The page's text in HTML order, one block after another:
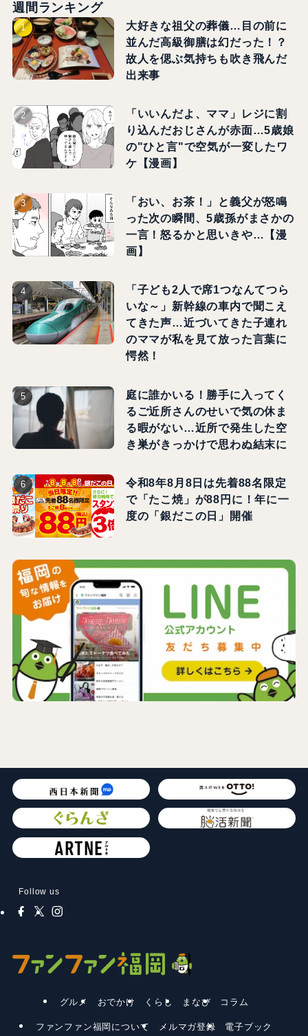
週間ランキング
大好きな祖父の葬儀…目の前に
並んだ高級御膳は幻だった！？
故人を偲ぶ気持ちも吹き飛んだ
出来事
「いいんだよ、ママ」レジに割
り込んだおじさんが赤面…5歳娘
の"ひと言"で空気が一変したワ
ケ【漫画】
「おい、お茶！」と義父が怒鳴
った次の瞬間、5歳孫がまさかの
一言！怒るかと思いきや…【漫
画】
「子ども2人で席1つなんてつら
いな～」新幹線の車内で聞こえ
てきた声…近づいてきた子連れ
のママが私を見て放った言葉に
愕然！
庭に誰かいる！勝手に入ってく
るご近所さんのせいで気の休ま
る暇がない…近所で発生した空
き巣がきっかけで思わぬ結末に
令和8年8月8日は先着88名限定
で「たこ焼」が88円に！年に一
度の「銀だこの日」開催
Follow us
グルメ おでかけ くらし まなび コラム
ファンファン福岡について メルマガ登録 電子ブック